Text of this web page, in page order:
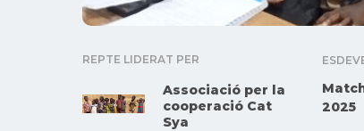
REPTE LIDERAT PER
Associació per la
cooperació Cat
Sya
2025